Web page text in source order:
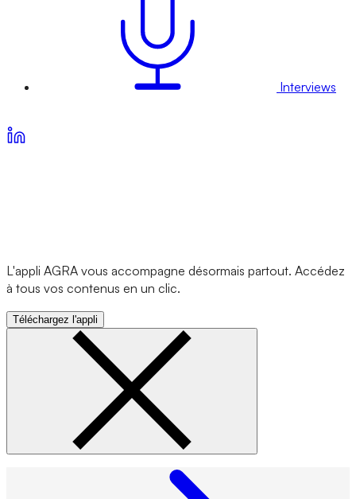
Interviews
L'appli AGRA vous accompagne désormais partout. Accédez
à tous vos contenus en un clic.
Téléchargez l'appli